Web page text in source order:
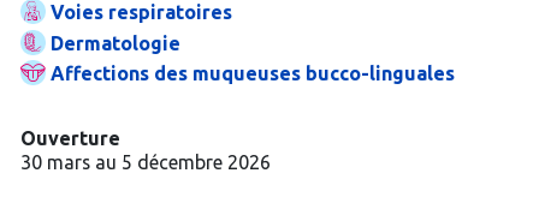
Voies respiratoires
Dermatologie
Affections des muqueuses bucco-linguales
Ouverture
30 mars au 5 décembre 2026